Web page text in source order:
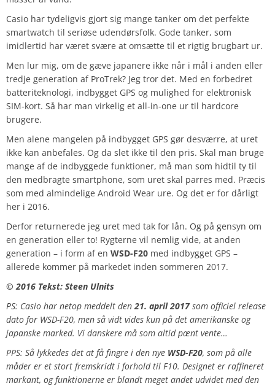
Casio har tydeligvis gjort sig mange tanker om det perfekte
smartwatch til seriøse udendørsfolk. Gode tanker, som
imidlertid har været svære at omsætte til et rigtig brugbart ur.
Men lur mig, om de gæve japanere ikke når i mål i anden eller
tredje generation af ProTrek? Jeg tror det. Med en forbedret
batteriteknologi, indbygget GPS og mulighed for elektronisk
SIM-kort. Så har man virkelig et all-in-one ur til hardcore
brugere.
Men alene mangelen på indbygget GPS gør desværre, at uret
ikke kan anbefales. Og da slet ikke til den pris. Skal man bruge
mange af de indbyggede funktioner, må man som hidtil ty til
den medbragte smartphone, som uret skal parres med. Præcis
som med almindelige Android Wear ure. Og det er for dårligt
her i 2016.
Derfor returnerede jeg uret med tak for lån. Og på gensyn om
en generation eller to! Rygterne vil nemlig vide, at anden
generation – i form af en WSD-F20 med indbygget GPS –
allerede kommer på markedet inden sommeren 2017.
© 2016 Tekst: Steen Ulnits
PS: Casio har netop meddelt den21. april 2017som officiel release
dato for WSD-F20, men så vidt vides kun på det amerikanske og
japanske marked. Vi danskere må som altid pænt vente…
PPS: Så lykkedes det at få fingre i den nye WSD-F20, som på alle
måder er et stort fremskridt i forhold til F10. Designet er raffineret
markant, og funktionerne er blandt meget andet udvidet med den